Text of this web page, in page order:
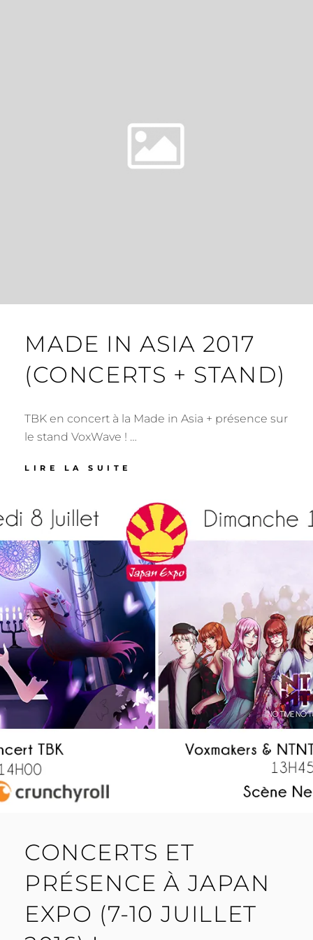
MADE IN ASIA 2017
(CONCERTS + STAND)
TBK en concert à la Made in Asia + présence sur
le stand VoxWave ! …
LIRE LA SUITE
2017
(CONCERTS
+
STAND)
CONCERTS ET
PRÉSENCE À JAPAN
EXPO (7-10 JUILLET